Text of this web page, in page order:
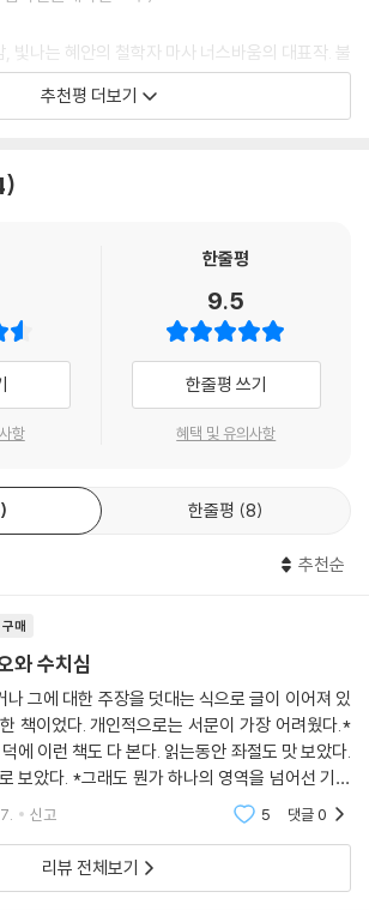
은 부분이 혐오나 수치심과 같은 감정에 기반하고
세계적인 법철학자이자 정치철학자 마사 너스바
의 집합체로서 공적 판단의 근거가 될 수 있다. 그
근원적인 나약함을 숨기려는 욕구를 수반하고 있
데 ‘정상’이라는 범주를 사용하는 것은 일정 정도
는 원초적 수치심의 자연적 귀결로 이해해야 한다
는 좋은 것을 제공하는 원천을 완전히 통제하려는
다양한 방식으로 충족되지 못한다는 사실을 알고
또는 가슴과 하나가 된 유아기의 더없는 행복에 향
서 자기 자신을 ‘정상’이라고 부르는 사람들은 자
볼 때 일반적이며, 조금도 부족함이 없는 좋은 집
서 이러한 안정을 찾는다. 정상인들은 특정 부류
정이라는 환상을 얻는다. 정상성이라는 관념은
치심과 낙인”에서
의 철학은 아리스토텔레스의 ‘정치적 동물’에서 출
간이 갖는 ‘취약성’에 주목하고, 그러한 취약성을 숨
한다고 말한다. 인간의 불완전성을 부정하고 정
타자를 배제하려는 나르시시즘에서 비롯된 감정
가 지향하는 가치들을 파괴한다. 풍부한 판례와 서
빛나는 혜안의 철학자 마사 너스바움의 대표작. 불
완전한 세상에서 차별, 배제, 억압이 아니라 평
기 위해서는, 법과 제도 뒤에서 작동하고 영향력을
추천평 더보기
항
한줄평
9.5
한줄평 쓰기
혜택 및 유의사항
한줄평 8
추천순
구매
와 수치심
그에 대한 주장을 덧대는 식으로 글이 이어져 있
책이었다. 개인적으로는 서문이 가장 어려웠다.*
에 이런 책도 다 본다. 읽는동안 좌절도 맛 보았다.
보았다. *그래도 뭔가 하나의 영역을 넘어선 기분
싶다. 초월해야 애인에게 사랑받는데..
신고 5 댓글0
리뷰 전체보기